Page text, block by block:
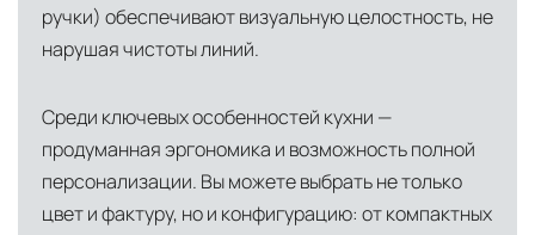
Глобальная сеть распределительных
центров
логистическими узлами в ключевых
международных хабах:
Дубай, ОАЭ— региональный центр для
ручки) обеспечивают визуальную целостность, не
нарушая чистоты линий.
Среди ключевых особенностей кухни —
продуманная эргономика и возможность полной
персонализации. Вы можете выбрать не только
цвет и фактуру, но и конфигурацию: от компактных